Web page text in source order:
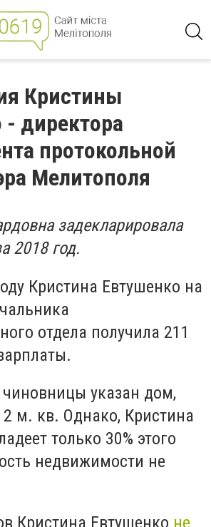
Кристины
директора
протокольной
Мелитополя
задекларировала
2018 год.
Кристина Евтушенко на
отдела получила 211
указан дом,
м. кв. Однако, Кристина
только 30% этого
недвижимости не
Кристина Евтушенко не